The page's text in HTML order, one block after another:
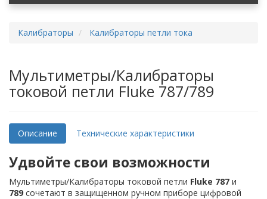
Калибраторы Калибраторы петли тока
Мультиметры/Калибраторы
токовой петли Fluke 787/789
Описание Технические характеристики
Удвойте свои возможности
Мультиметры/Калибраторы токовой петли Fluke 787 и
789 сочетают в защищенном ручном приборе цифровой